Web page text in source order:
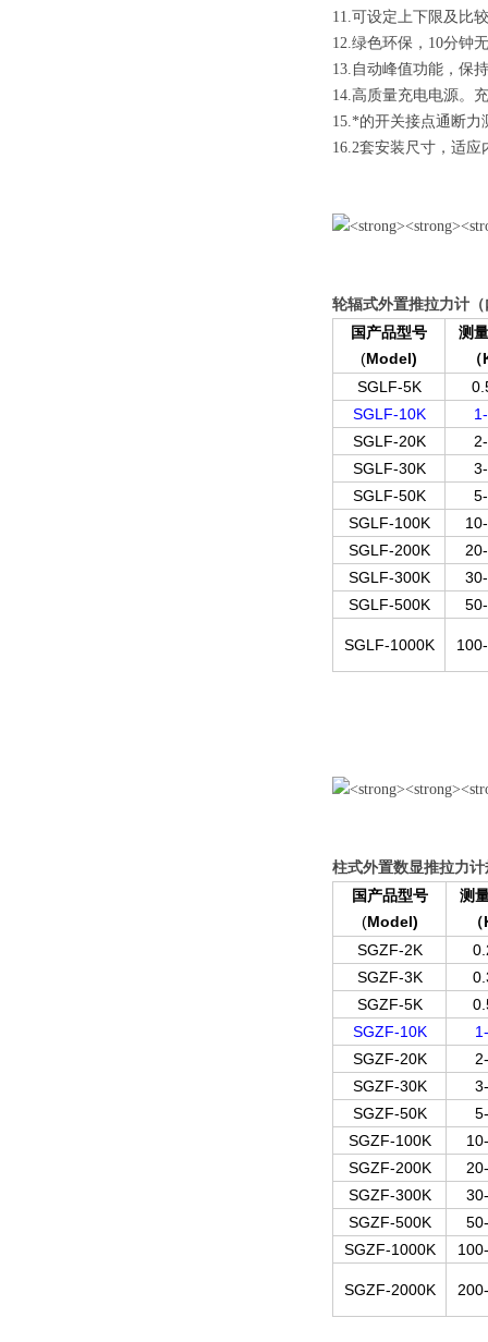
11.可设定上下限及比
12.绿色环保，10分钟
13.自动峰值功能，保
14.高质量充电电源。
15.*的开关接点通断力
16.2套安装尺寸，适
轮辐式外置推拉力计
国产品型号
(Model)
测
（
SGLF-5K
SGLF-10K
SGLF-20K
SGLF-30K
SGLF-50K
SGLF-100K
SGLF-200K
SGLF-300K
SGLF-500K
SGLF-1000K
柱式外置数显推拉力计
国产品型号
(Model)
测
（
SGZF-2K
SGZF-3K
SGZF-5K
SGZF-10K
SGZF-20K
SGZF-30K
SGZF-50K
SGZF-100K
SGZF-200K
SGZF-300K
SGZF-500K
SGZF-1000K
SGZF-2000K